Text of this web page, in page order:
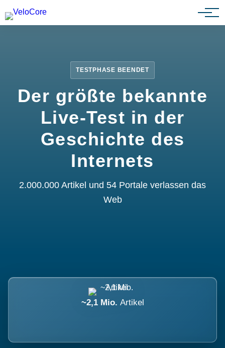
Partnerprogramm
TESTPHASE BEENDET
Der größte bekannte
Live-Test in der
Geschichte des
Internets
2.000.000 Artikel und 54 Portale verlassen das
Web
~2,1 Mio. Artikel